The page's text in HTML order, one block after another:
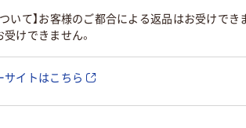
ついて】お客様のご都合による返品はお受けで
けできません。
サイトはこちら